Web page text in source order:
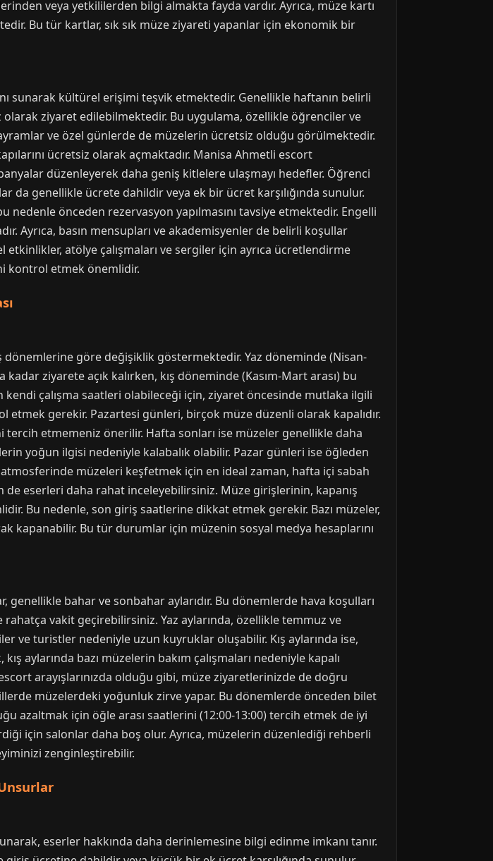
veya yetkililerden bilgi almakta fayda vardır. Ayrıca, müze kartı
Bu tür kartlar, sık sık müze ziyareti yapanlar için ekonomik bir
sunarak kültürel erişimi teşvik etmektedir. Genellikle haftanın belirli
ziyaret edilebilmektedir. Bu uygulama, özellikle öğrenciler ve
ve özel günlerde de müzelerin ücretsiz olduğu görülmektedir.
ücretsiz olarak açmaktadır. Manisa Ahmetli escort
düzenleyerek daha geniş kitlelere ulaşmayı hedefler. Öğrenci
da genellikle ücrete dahildir veya ek bir ücret karşılığında sunulur.
nedenle önceden rezervasyon yapılmasını tavsiye etmektedir. Engelli
Ayrıca, basın mensupları ve akademisyenler de belirli koşullar
atölye çalışmaları ve sergiler için ayrıca ücretlendirme
kontrol etmek önemlidir.
göre değişiklik göstermektedir. Yaz döneminde (Nisan-
ziyarete açık kalırken, kış döneminde (Kasım-Mart arası) bu
çalışma saatleri olabileceği için, ziyaret öncesinde mutlaka ilgili
gerekir. Pazartesi günleri, birçok müze düzenli olarak kapalıdır.
etmemeniz önerilir. Hafta sonları ise müzeler genellikle daha
yoğun ilgisi nedeniyle kalabalık olabilir. Pazar günleri ise öğleden
müzeleri keşfetmek için en ideal zaman, hafta içi sabah
eserleri daha rahat inceleyebilirsiniz. Müze girişlerinin, kapanış
Bu nedenle, son giriş saatlerine dikkat etmek gerekir. Bazı müzeler,
kapanabilir. Bu tür durumlar için müzenin sosyal medya hesaplarını
bahar ve sonbahar aylarıdır. Bu dönemlerde hava koşulları
vakit geçirebilirsiniz. Yaz aylarında, özellikle temmuz ve
ve turistler nedeniyle uzun kuyruklar oluşabilir. Kış aylarında ise,
aylarında bazı müzelerin bakım çalışmaları nedeniyle kapalı
arayışlarınızda olduğu gibi, müze ziyaretlerinizde de doğru
müzelerdeki yoğunluk zirve yapar. Bu dönemlerde önceden bilet
azaltmak için öğle arası saatlerini (12:00-13:00) tercih etmek de iyi
için salonlar daha boş olur. Ayrıca, müzelerin düzenlediği rehberli
zenginleştirebilir.
eserler hakkında daha derinlemesine bilgi edinme imkanı tanır.